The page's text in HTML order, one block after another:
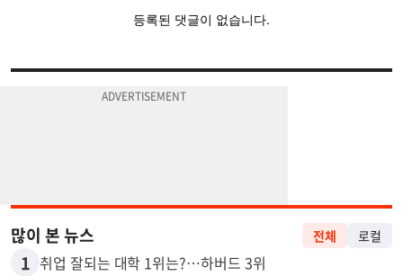
많이 본 뉴스 전체 로컬
1 취업 잘되는 대학 1위는?…하버드 3위